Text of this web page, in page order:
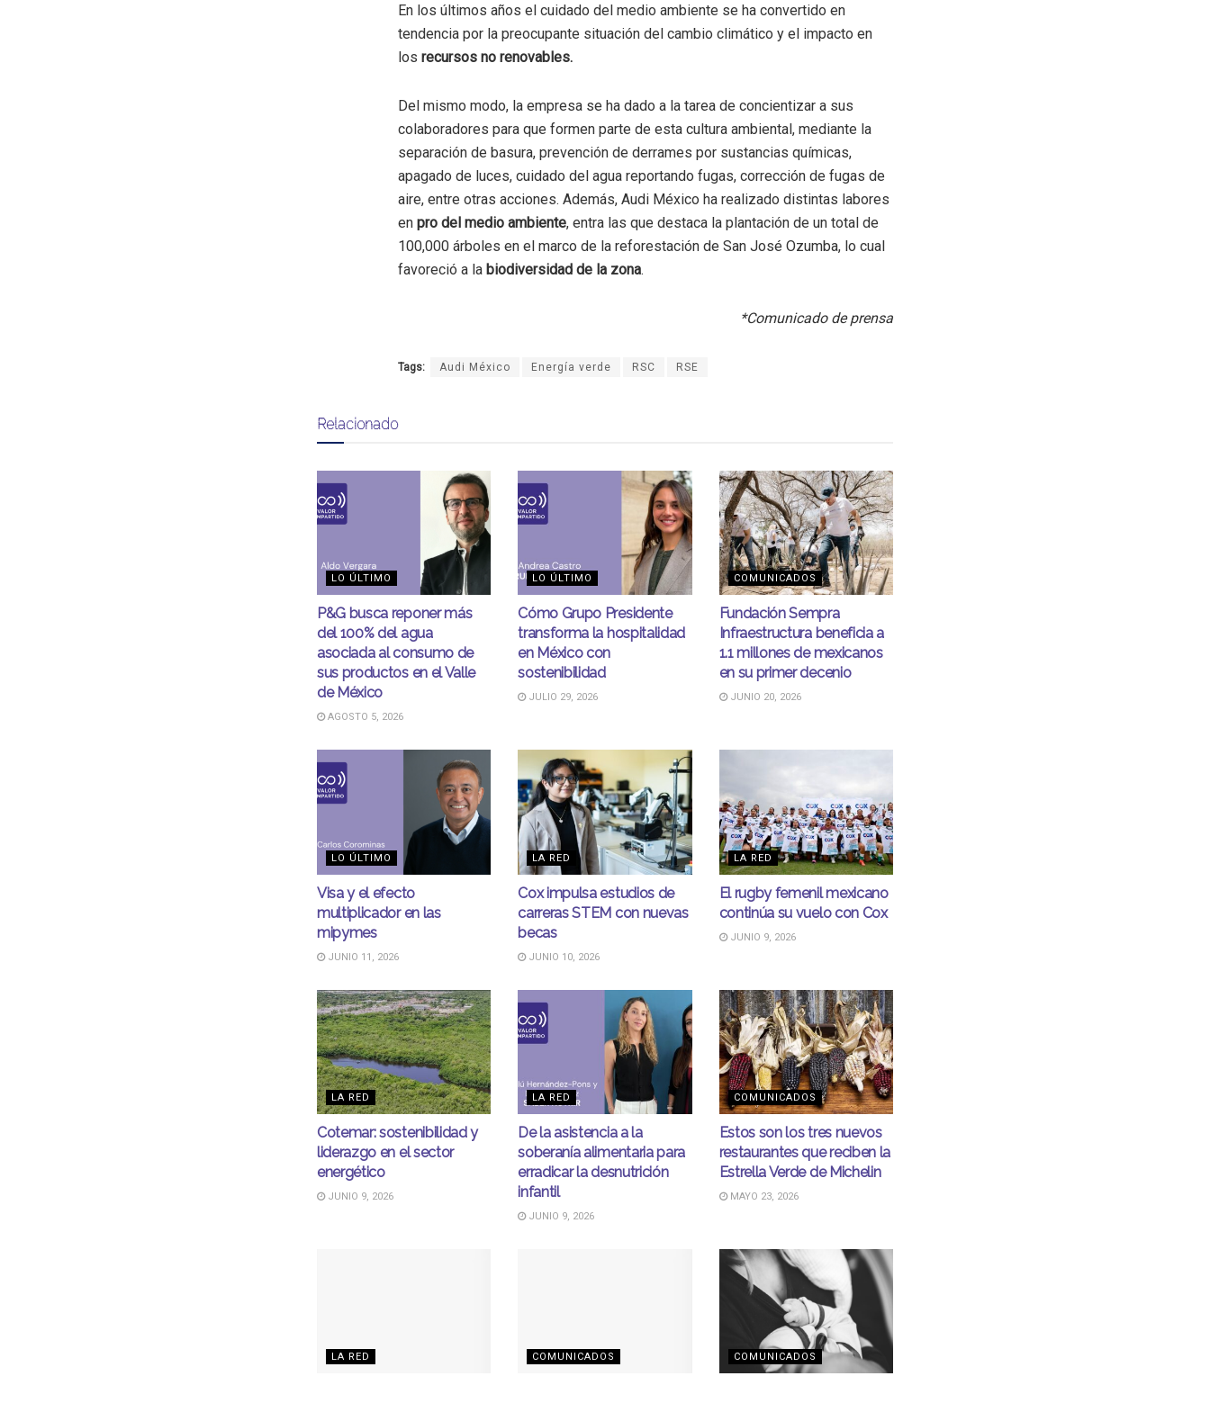
En los últimos años el cuidado del medio ambiente se ha convertido en
tendencia por la preocupante situación del cambio climático y el impacto en
los recursos no renovables.
Del mismo modo, la empresa se ha dado a la tarea de concientizar a sus
colaboradores para que formen parte de esta cultura ambiental, mediante la
separación de basura, prevención de derrames por sustancias químicas,
apagado de luces, cuidado del agua reportando fugas, corrección de fugas de
aire, entre otras acciones. Además, Audi México ha realizado distintas labores
en pro del medio ambiente, entra las que destaca la plantación de un total de
100,000 árboles en el marco de la reforestación de San José Ozumba, lo cual
favoreció a la biodiversidad de la zona.
*Comunicado de prensa
Tags: Audi México Energía verde RSC RSE
Relacionado
LO ÚLTIMO
P&G busca reponer más
del 100% del agua
asociada al consumo de
sus productos en el Valle
de México
AGOSTO 5, 2026
LO ÚLTIMO
Cómo Grupo Presidente
transforma la hospitalidad
en México con
sostenibilidad
JULIO 29, 2026
COMUNICADOS
Fundación Sempra
Infraestructura beneficia a
1.1 millones de mexicanos
en su primer decenio
JUNIO 20, 2026
LO ÚLTIMO
Visa y el efecto
multiplicador en las
mipymes
JUNIO 11, 2026
LA RED
Cox impulsa estudios de
carreras STEM con nuevas
becas
JUNIO 10, 2026
LA RED
El rugby femenil mexicano
continúa su vuelo con Cox
JUNIO 9, 2026
LA RED
Cotemar: sostenibilidad y
liderazgo en el sector
energético
JUNIO 9, 2026
LA RED
De la asistencia a la
soberanía alimentaria para
erradicar la desnutrición
infantil
JUNIO 9, 2026
COMUNICADOS
Estos son los tres nuevos
restaurantes que reciben la
Estrella Verde de Michelin
MAYO 23, 2026
LA RED COMUNICADOS COMUNICADOS